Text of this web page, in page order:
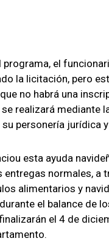
programa, el
la licitación, pero
no habrá una
realizará mediante
personería jurídica
esta ayuda
entregas normales, a
alimentarios y
el balance de
el 4 de